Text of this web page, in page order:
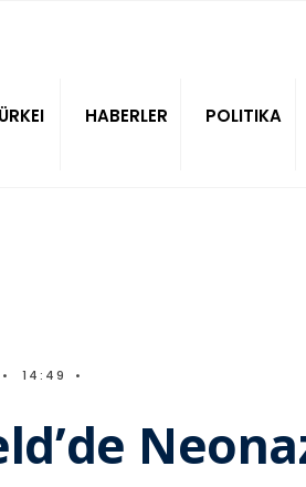
HABERLER POLITIKA
• 14:49 •